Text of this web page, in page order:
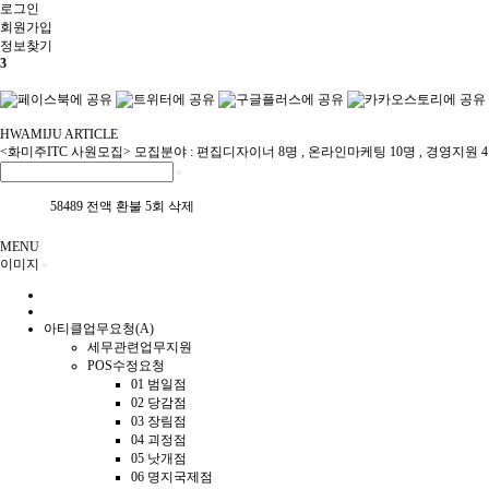
로그인
회원 가입
정보찾기
3
HWAMIJU ARTICLE
<화미주ITC 사원모집> 모집분야 : 편집디자이너 8명 , 온라인마케팅 10명 , 경영지원
58489 전액 환불 5회 삭제
MENU
이미지
아티클업무요청(A)
세무관련업무지원
POS수정요청
01 범일점
02 당감점
03 장림점
04 괴정점
05 낫개점
06 명지국제점